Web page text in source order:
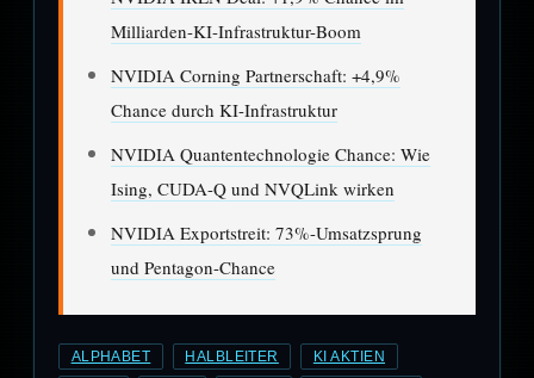
Milliarden-KI-Infrastruktur-Boom
NVIDIA Corning Partnerschaft: +4,9%
Chance durch KI-Infrastruktur
NVIDIA Quantentechnologie Chance: Wie
Ising, CUDA-Q und NVQLink wirken
NVIDIA Exportstreit: 73%-Umsatzsprung
und Pentagon-Chance
ALPHABET HALBLEITER KI AKTIEN